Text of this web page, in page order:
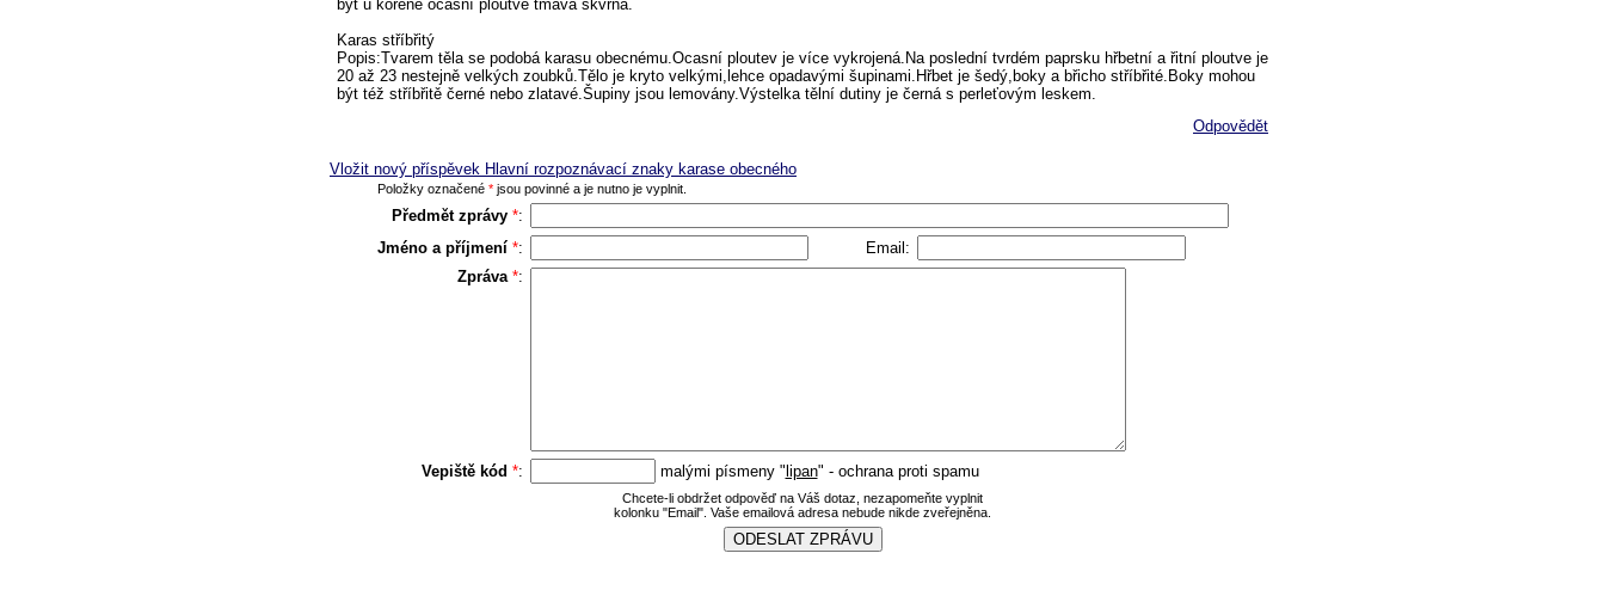
být u kořene ocasní ploutve tmavá skvrna.
Karas stříbřitý
Popis:Tvarem těla se podobá karasu obecnému.Ocasní ploutev je více vykrojená.Na poslední tvrdém paprsku hřbetní a řitní ploutve je
20 až 23 nestejně velkých zoubků.Tělo je kryto velkými,lehce opadavými šupinami.Hřbet je šedý,boky a břicho stříbřité.Boky mohou
být též stříbřitě černé nebo zlatavé.Šupiny jsou lemovány.Výstelka tělní dutiny je černá s perleťovým leskem.
Odpovědět
Vložit nový příspěvek Hlavní rozpoznávací znaky karase obecného
Položky označené *jsou povinné a je nutno je vyplnit.
Předmět zprávy *:
Jméno a příjmení *:
Email:
Zpráva *:
Vepiště kód *: malými písmeny " lipan" - ochrana proti spamu
Chcete-li obdržet odpověď na Váš dotaz, nezapomeňte vyplnit
kolonku "Email". Vaše emailová adresa nebude nikde zveřejněna.